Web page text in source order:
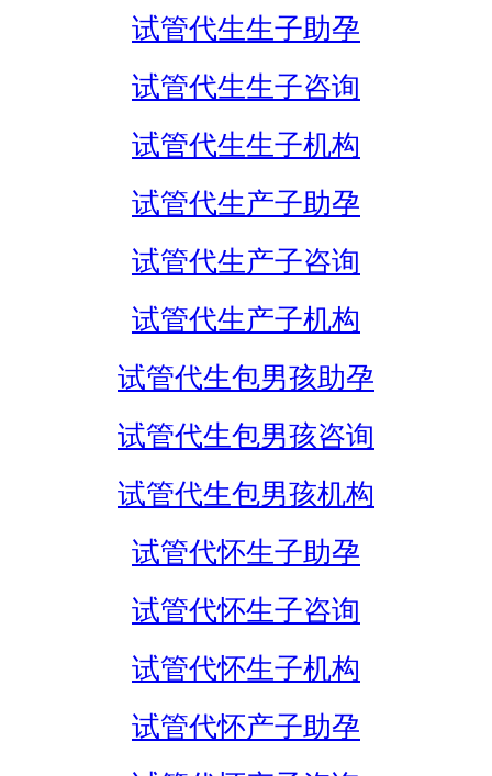
试管代生生子助孕
试管代生生子咨询
试管代生生子机构
试管代生产子助孕
试管代生产子咨询
试管代生产子机构
试管代生包男孩助孕
试管代生包男孩咨询
试管代生包男孩机构
试管代怀生子助孕
试管代怀生子咨询
试管代怀生子机构
试管代怀产子助孕